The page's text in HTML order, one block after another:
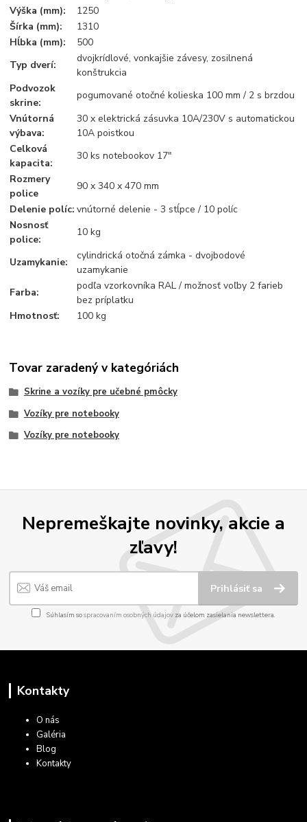
Výška (mm):
1250
Šírka (mm):
1310
Hĺbka (mm):
500
Typ dverí:
dvojkrídlové, vonkajšie závesy, zosilnená
konštrukcia
Podvozok
skrine:
pogumované otočné kolieska 100 mm / 2 s brzdou
Vnútorná
výbava:
30 x elektrická zásuvka 10A/230V s automatickou
10A poistkou
Celková
kapacita:
30 ks notebookov 17"
Rozmery
police
90 x 340 x 470 mm
Delenie políc: vnútorné delenie - 3 stĺpce / 10 políc
Nosnosť
police:
10 kg
Uzamykanie:
cylindrická otočná zámka - dvojbodové
uzamykanie
Farba:
podľa vzorkovníka RAL / možnosť voľby 2 farieb
bez príplatku
Hmotnosť:
100 kg
Tovar zaradený v kategóriách
Skrine a vozíky pre učebné pmôcky
Vozíky pre notebooky
Vozíky pre notebooky
Nepremeškajte novinky, akcie a
zľavy!
Prihlásiť sa
Súhlasím sospracovaním osobných údajov za účelom zasielania newslettera.
Kontakty
O nás
Galéria
Blog
Kontakty